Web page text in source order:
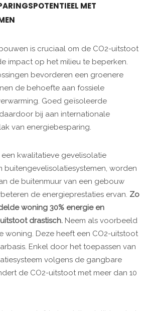
MET
is cruciaal om de CO2-uitstoot
impact op het milieu te beperken.
bevorderen een groenere
de behoefte aan fossiele
Goed geïsoleerde
bij aan internationale
van energiebesparing.
een kwalitatieve gevelisolatie
buitengevelisolatiesystemen, worden
de buitenmuur van een gebouw
de energieprestaties ervan. Zo
woning 30% energie en
drastisch. Neem als voorbeeld
woning. Deze heeft een CO2-uitstoot
Enkel door het toepassen van
volgens de gangbare
de CO2-uitstoot met meer dan 10